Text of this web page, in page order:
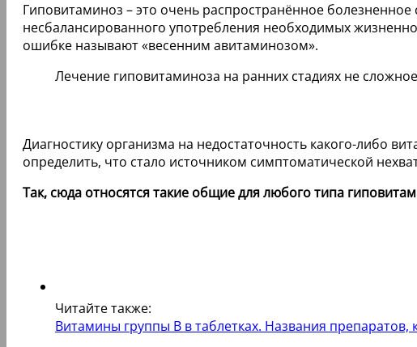
Гиповитаминоз – это очень распространённое
несбалансированного употребления необходимых
ошибке называют «весенним авитаминозом».
Лечение гиповитаминоза на ранних стадиях не
Диагностику организма на недостаточность какого-либо
определить, что стало источником симптоматической
Так, сюда относятся такие общие для любого типа
Читайте также:
Витамины группы B в таблетках. Названия